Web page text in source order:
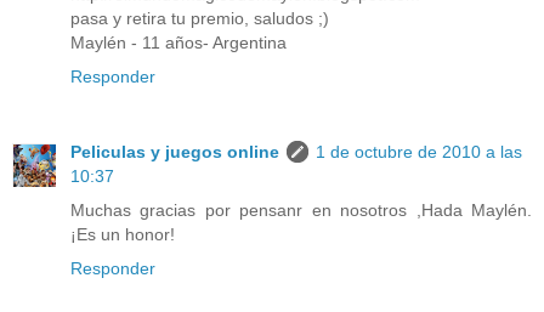
pasa y retira tu premio, saludos ;)
Maylén - 11 años- Argentina
Responder
Peliculas y juegos online
1 de octubre de 2010 a las
10:37
Muchas gracias por pensanr en nosotros ,Hada Maylén.
¡Es un honor!
Responder